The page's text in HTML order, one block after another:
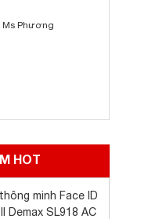
Ms Phương
HOT
minh Face ID
Demax SL918 AC